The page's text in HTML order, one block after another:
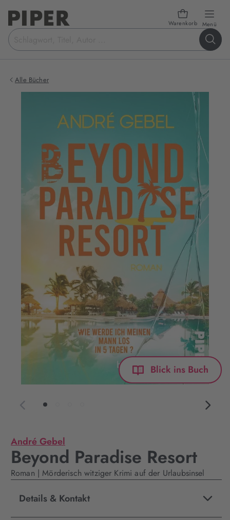
Warenkorb Menü
Suchbegriff
eingeben
Alle Bücher
Blick ins Buch
Produktbilder
Buch
André Gebel
Beyond Paradise Resort
Roman | Mörderisch witziger Krimi auf der Urlaubsinsel
Details & Kontakt